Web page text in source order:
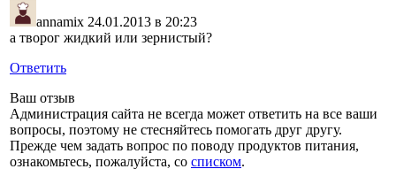
annamix 24.01.2013 в 20:23
а творог жидкий или зернистый?
Ответить
Ваш отзыв
Администрация сайта не всегда может ответить на все ваши
вопросы, поэтому не стесняйтесь помогать друг другу.
Прежде чем задать вопрос по поводу продуктов питания,
ознакомьтесь, пожалуйста, со списком.